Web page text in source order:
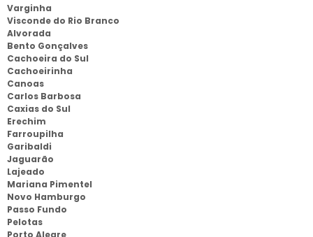
Varginha
Visconde do Rio Branco
Alvorada
Bento Gonçalves
Cachoeira do Sul
Cachoeirinha
Canoas
Carlos Barbosa
Caxias do Sul
Erechim
Farroupilha
Garibaldi
Jaguarão
Lajeado
Mariana Pimentel
Novo Hamburgo
Passo Fundo
Pelotas
Porto Alegre